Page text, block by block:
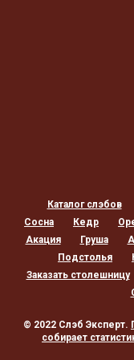
Каталог слэбов
Сосна
Кедр
Акация
Груша
Подстолья
Заказать столешницу
© 2022 Слэб Эксперт.
собирает